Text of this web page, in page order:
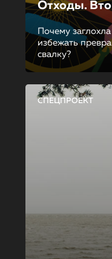
Отходы.
Почему
избежать
свалку?
СПЕЦПРОЕКТ